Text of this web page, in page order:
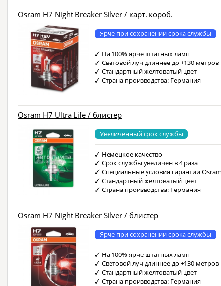
Osram H7 Night Breaker Silver / карт. короб.
Ярче при сохранении срока службы
На 100% ярче штатных ламп
Световой луч длиннее до +130 метров
Стандартный желтоватый цвет
Страна производства: Германия
Osram H7 Ultra Life / блистер
Увеличенный срок службы
Немецкое качество
Срок службы увеличен в 4 раза
Специальные условия гарантии
Стандартный желтоватый цвет
Страна производства: Германия
Osram H7 Night Breaker Silver / блистер
Ярче при сохранении срока службы
На 100% ярче штатных ламп
Световой луч длиннее до +130 метров
Стандартный желтоватый цвет
Страна производства: Германия